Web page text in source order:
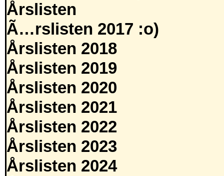
Årslisten
Ã…rslisten 2017 :o)
Årslisten 2018
Årslisten 2019
Årslisten 2020
Årslisten 2021
Årslisten 2022
Årslisten 2023
Årslisten 2024